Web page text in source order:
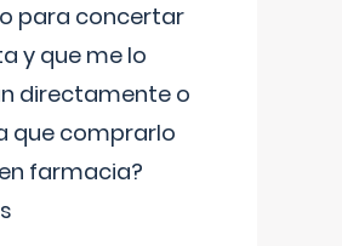
para concertar
y que me lo
directamente o
que comprarlo
farmacia?